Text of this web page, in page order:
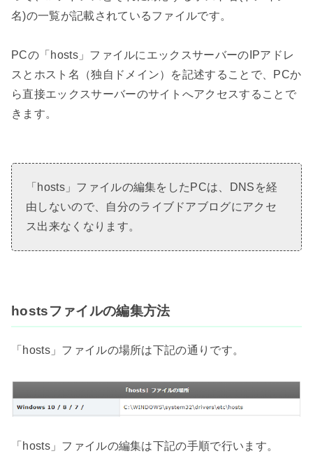
名)の一覧が記載されているファイルです。
PCの「hosts」ファイルにエックスサーバーのIPアドレ
スとホスト名（独自ドメイン）を記述することで、PCか
ら直接エックスサーバーのサイトへアクセスすることで
きます。
「hosts」ファイルの編集をしたPCは、DNSを経
由しないので、自分のライブドアブログにアクセ
ス出来なくなります。
hostsファイルの編集方法
「hosts」ファイルの場所は下記の通りです。
「hosts」ファイルの編集は下記の手順で行います。